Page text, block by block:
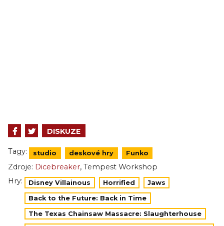
DISKUZE
Tagy: studio deskové hry Funko
Zdroje: Dicebreaker, Tempest Workshop
Hry:
Disney Villainous Horrified Jaws
Back to the Future: Back in Time
The Texas Chainsaw Massacre: Slaughterhouse